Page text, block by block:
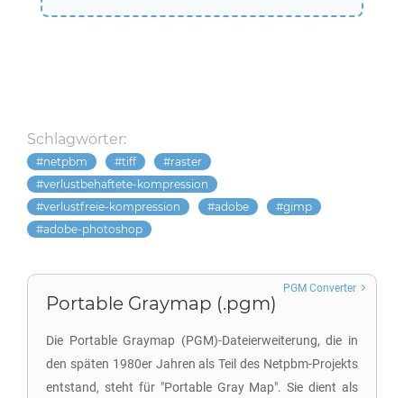
Schlagwörter:
netpbm tiff
raster
verlustbehaftete-kompression
verlustfreie-kompression
adobe
gimp
adobe-photoshop
Portable Graymap (.pgm)
Die Portable Graymap (PGM)-Dateierweiterung, die in
den späten 1980er Jahren als Teil des Netpbm-Projekts
entstand, steht für "Portable Gray Map". Sie dient als
PGM Converter